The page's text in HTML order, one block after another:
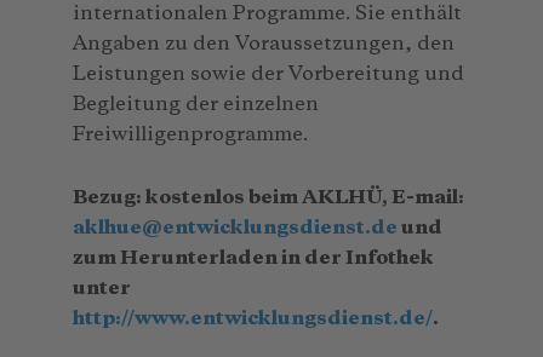
internationalen Programme. Sie enthält
Angaben zu den Voraussetzungen, den
Leistungen sowie der Vorbereitung und
Begleitung der einzelnen
Freiwilligenprogramme.
Bezug: kostenlos beim AKLHÜ, E-mail:
aklhue@entwicklungsdienst.de und
zum Herunterladen in der Infothek
unter
http://www.entwicklungsdienst.de/.